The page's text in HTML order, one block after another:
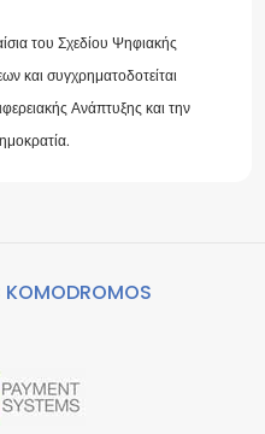
του Σχεδίου Ψηφιακής
και συγχρηματοδοτείται
Ανάπτυξης και την